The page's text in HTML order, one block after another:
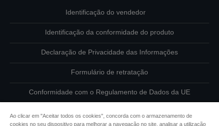
Identificação do vendedor
Identificação da conformidade do produto
Declaração de Privacidade das Informações
Formulário de retratação
Conformidade com o Regulamento de Dados da UE
Ao clicar em "Aceitar todos os cookies", concorda com o armazenamento de
cookies no seu dispositivo para melhorar a navegação no site, analisar a utilização